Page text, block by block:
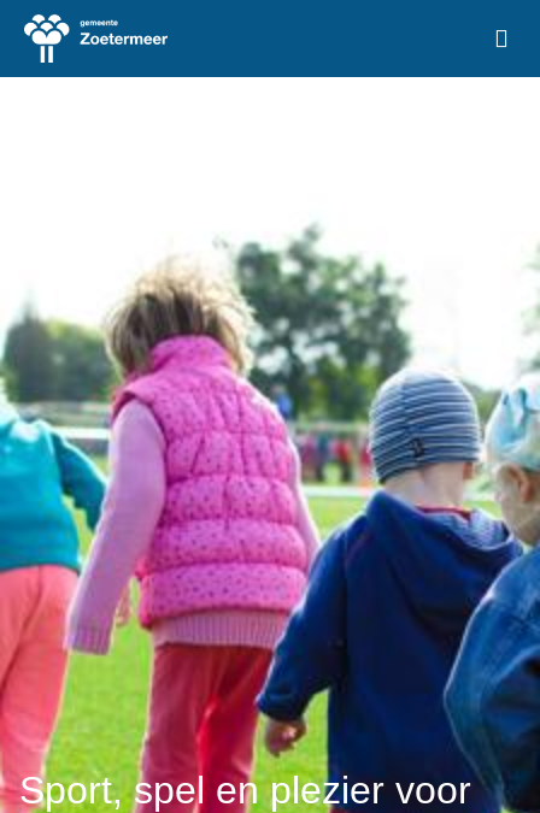
Ga naar de homepage van Vrije Tijd Zoetermeer
Sport, spel en plezier voor